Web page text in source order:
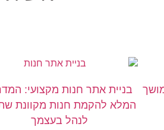
בניית אתר חנות מקצועי:
המלא להקמת חנות מקוונת
לנהל בעצמך